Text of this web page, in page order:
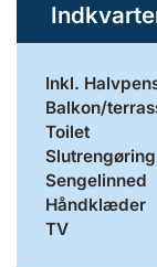
Inkl.
Balkon/
Toilet
Slutrengøring
Sengelinned
Håndklæder
TV